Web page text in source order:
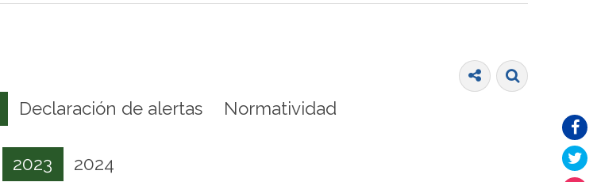
Declaración de alertas Normatividad
2023 2024